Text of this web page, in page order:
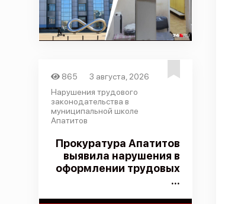
865
3 августа, 2026
Нарушения трудового
законодательства в
муниципальной школе
Апатитов
Прокуратура Апатитов
выявила нарушения в
оформлении трудовых
...